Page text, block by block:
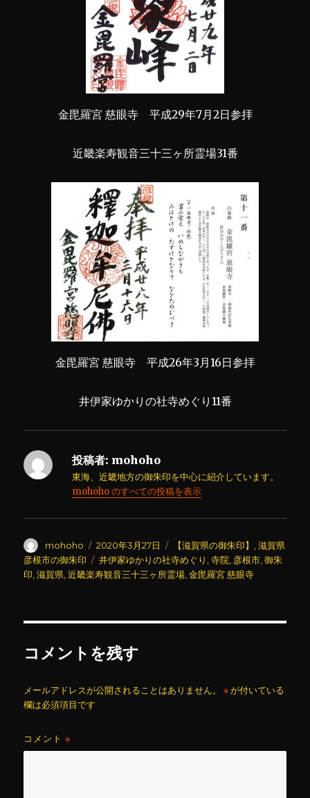
金毘羅宮 慈眼寺 平成29年7月2日参拝
近畿楽寿観音三十三ヶ所霊場31番
金毘羅宮 慈眼寺 平成26年3月16日参拝
井伊家ゆかりの社寺めぐり11番
投稿者: mohoho
東海、近畿地方の御朱印を中心に紹介しています。
mohoho のすべての投稿を表示
投
稿
者
mohoho
投
稿
日:
2020年3月27日
カ
テ
ゴ
【滋賀県の御朱印】 ,滋賀県
彦根市の御朱印
タ
グ
井伊家ゆかりの社寺めぐり ,寺院 彦根市 ,御朱
印 ,滋賀県 ,近畿楽寿観音三十三ヶ所霊場 ,金毘羅宮 慈眼寺
コメントを残す
メールアドレスが公開されることはありません。 ※が付いている
欄は必須項目です
コメント※